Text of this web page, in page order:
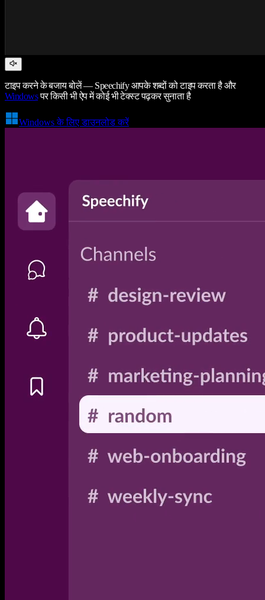
टाइप करने के बजाय बोलें — Speechify आपके शब्दों को टाइप करता है और
Windowsपर किसी भी ऐप में कोई भी टेक्स्ट पढ़कर सुनाता है
Windows के लिए डाउनलोड करें